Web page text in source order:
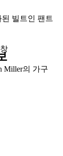
빌트인 팬트
Miller의 가구